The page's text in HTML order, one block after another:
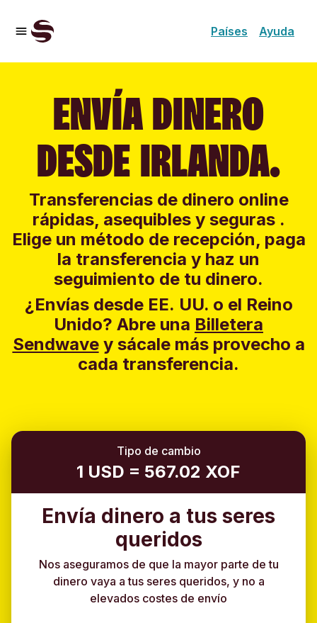
Países Ayuda
ENVÍA DINERO
DESDE IRLANDA.
Transferencias de dinero online
rápidas, asequibles y seguras .
Elige un método de recepción, paga
la transferencia y haz un
seguimiento de tu dinero.
¿Envías desde EE. UU. o el Reino
Unido? Abre una Billetera
Sendwavey sácale más provecho a
cada transferencia.
Tipo de cambio
1 USD = 567.02 XOF
Envía dinero a tus seres
queridos
Nos aseguramos de que la mayor parte de tu
dinero vaya a tus seres queridos, y no a
elevados costes de envío